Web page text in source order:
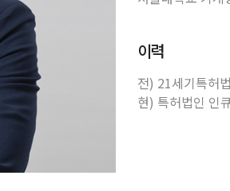
이력
전) 21세기특허
현) 특허법인 인